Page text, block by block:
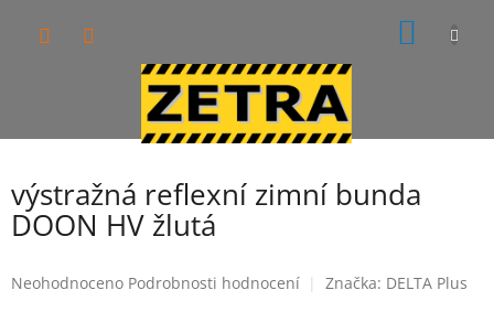
výstražná reflexní zimní bunda
DOON HV žlutá
Průměrné
Neohodnoceno Podrobnosti hodnocení Značka: DELTA Plus